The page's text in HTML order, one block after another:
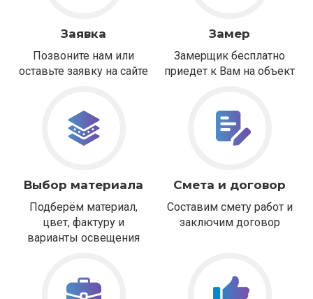
Заявка
Позвоните нам или
оставьте заявку на сайте
Замер
Замерщик бесплатно
приедет к Вам на объект
Выбор материала
Подберём материал,
цвет, фактуру и
варианты освещения
Смета и договор
Составим смету работ и
заключим договор